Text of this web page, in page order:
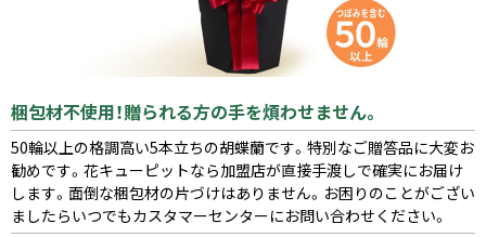
梱包材不使用！贈られる方の手を煩わせません。
50輪以上の格調高い5本立ちの胡蝶蘭です。特別なご贈答品に大変お
勧めです。花キューピットなら加盟店が直接手渡しで確実にお届け
します。面倒な梱包材の片づけはありません。お困りのことがござい
ましたらいつでもカスタマーセンターにお問い合わせください。